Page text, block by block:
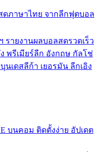
ดภาษาไทย จากลีกฟุตบอล
รายงานผลบอลสดรวดเร็ว
พรีเมียร์ลีก อังกฤษ กัลโช่
นเดสลีก้า เยอรมัน ลีกเอิง
บนคอม ติดตั้งง่าย อัปเดต